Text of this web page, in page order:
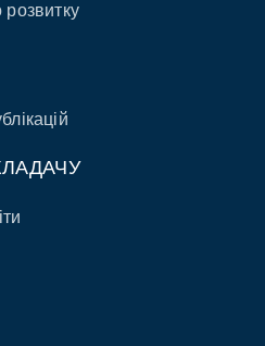
розвитку